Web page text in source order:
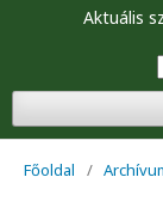
Aktuális
Főoldal /